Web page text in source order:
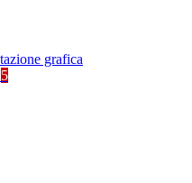
grafica
5